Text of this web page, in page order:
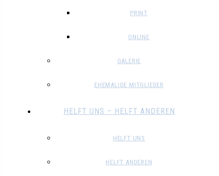
PRINT
ONLINE
GALERIE
EHEMALIGE MITGLIEDER
HELFT UNS – HELFT ANDEREN
HELFT UNS
HELFT ANDEREN